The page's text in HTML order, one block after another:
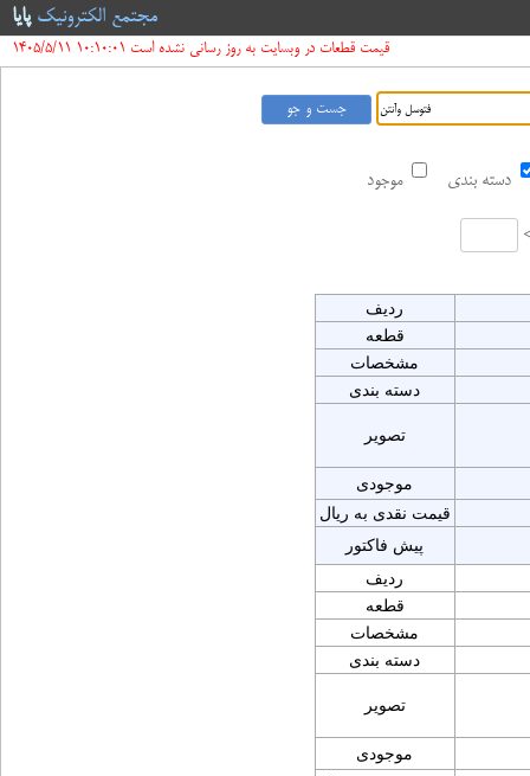
مجتمع الکترونیکپایا
قیمت قطعات در وبسایت به روز رسانی نشده است 10:10:01 1405/5/11
موجود دسته بندی
ردیف
قطعه
مشخصات
دسته بندی
تصویر
موجودی
قیمت نقدی به ریال
پیش فاکتور
ردیف
قطعه
مشخصات
دسته بندی
تصویر
موجودی